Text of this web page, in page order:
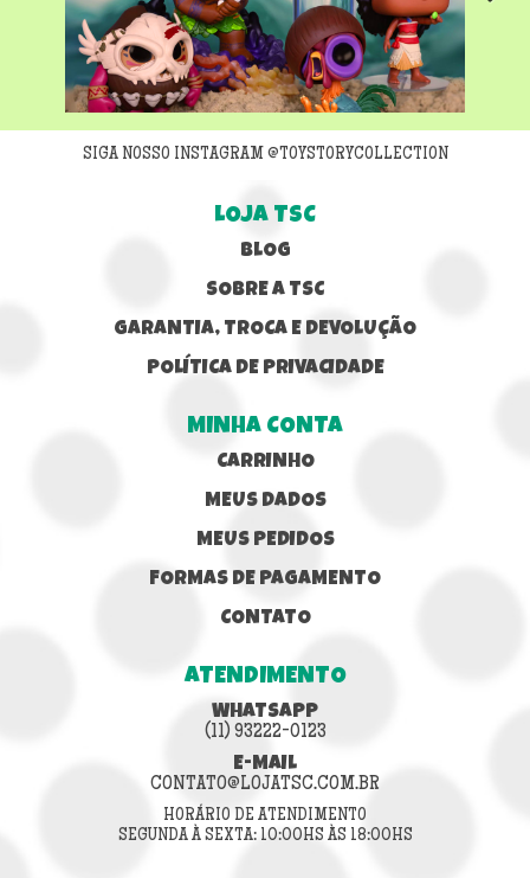
Next
SIGA NOSSO INSTAGRAM @TOYSTORYCOLLECTION
LOJA TSC
BLOG
SOBRE A TSC
GARANTIA, TROCA E DEVOLUÇÃO
POLÍTICA DE PRIVACIDADE
MINHA CONTA
CARRINHO
MEUS DADOS
MEUS PEDIDOS
FORMAS DE PAGAMENTO
CONTATO
ATENDIMENTO
WHATSAPP
(11) 93222-0123
E-MAIL
CONTATO@LOJATSC.COM.BR
HORÁRIO DE ATENDIMENTO
SEGUNDA À SEXTA: 10:00HS ÀS 18:00HS